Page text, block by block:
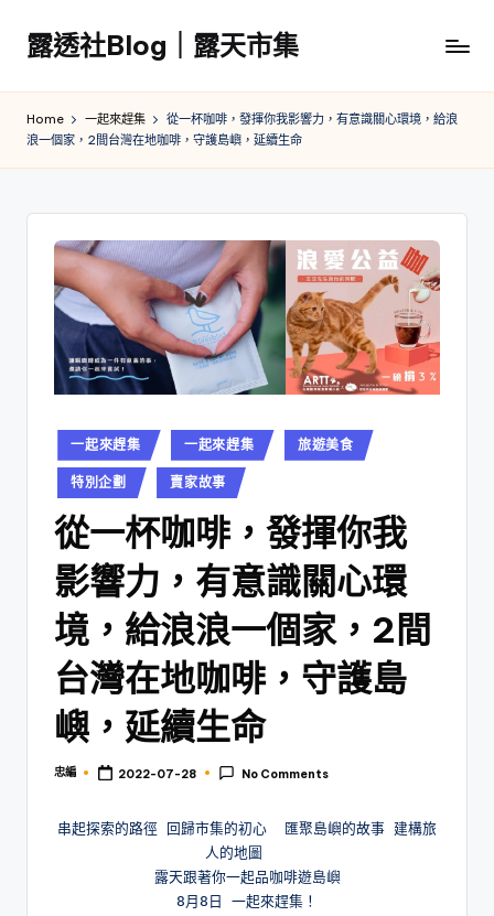
Skip
content
露透社Blog｜露天市集
社
Home 一起來趕集
從一杯咖啡，發揮你我影響力，有意識關心環境，給浪
浪一個家，2間台灣在地咖啡，守護島嶼，延續生命
Posted
in
一起來趕集 一起來趕集 旅遊美食
特別企劃 賣家故事
從一杯咖啡，發揮你我
影響力，有意識關心環
境，給浪浪一個家，2間
台灣在地咖啡，守護島
嶼，延續生命
Posted
忠編 2022-07-28 No Comments
串起探索的路徑 回歸市集的初心  匯聚島嶼的故事 建構旅
人的地圖
露天跟著你一起品咖啡遊島嶼